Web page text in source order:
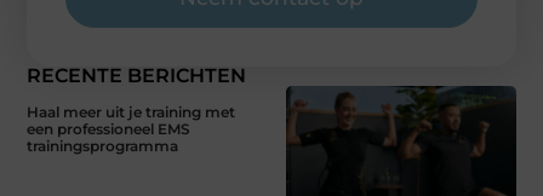
RECENTE BERICHTEN
Haal meer uit je training met
een professioneel EMS
trainingsprogramma